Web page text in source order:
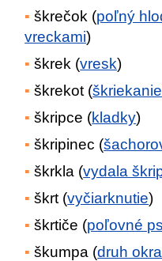
škrečok (poľný
vreckami)
škrek (vresk)
škrekot (škriekanie
škripce (kladky)
škripinec (
škrkla (vydala
škrt (vyčiarknutie)
škrtiče (poľovné
škumpa (druh